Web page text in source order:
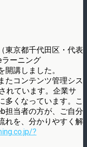
東京都千代田区・代表
ーニング
開講しました。
たコンテンツ管理シス
れています。企業サ
多くなっています。こ
担当者の方が、ご自分
れを、分かりやすく解
?